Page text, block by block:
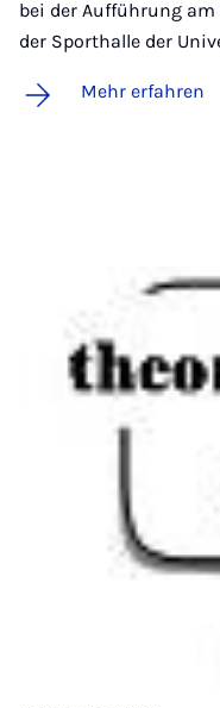
bei der Aufführung am
der Sporthalle der
Mehr erfahren